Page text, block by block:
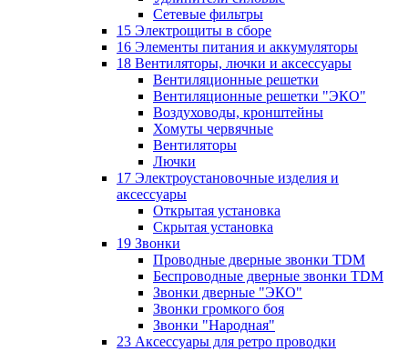
Сетевые фильтры
15 Электрощиты в сборе
16 Элементы питания и аккумуляторы
18 Вентиляторы, лючки и аксессуары
Вентиляционные решетки
Вентиляционные решетки "ЭКО"
Воздуховоды, кронштейны
Хомуты червячные
Вентиляторы
Лючки
17 Электроустановочные изделия и
аксессуары
Открытая установка
Скрытая установка
19 Звонки
Проводные дверные звонки TDM
Беспроводные дверные звонки TDM
Звонки дверные "ЭКО"
Звонки громкого боя
Звонки "Народная"
23 Аксессуары для ретро проводки